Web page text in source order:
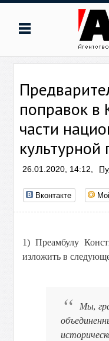
поправок в
части
культурной
26.01.2020, 14:12,
Вконтакте
1) Преамбулу
изложить в
Мы,